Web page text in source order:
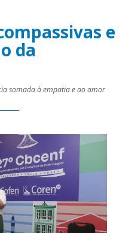
e
da
somada à empatia e ao amor